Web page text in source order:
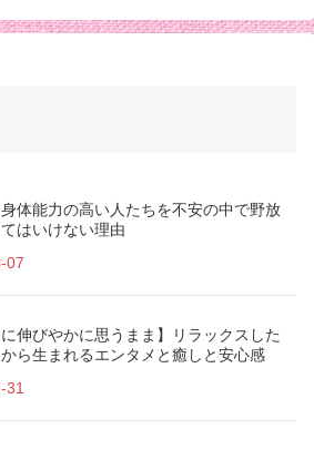
体能力の高い人たちを不安の中で野放
はいけない理由
07
に伸びやかに思うまま】リラックスした
ら生まれるエンタメと癒しと安心感
31